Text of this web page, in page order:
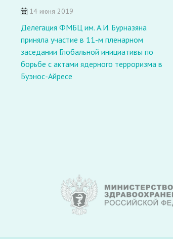
14 июня 2019
Делегация ФМБЦ им. А.И. Бурназяна
приняла участие в 11-м пленарном
заседании Глобальной инициативы по
борьбе с актами ядерного терроризма в
Буэнос-Айресе